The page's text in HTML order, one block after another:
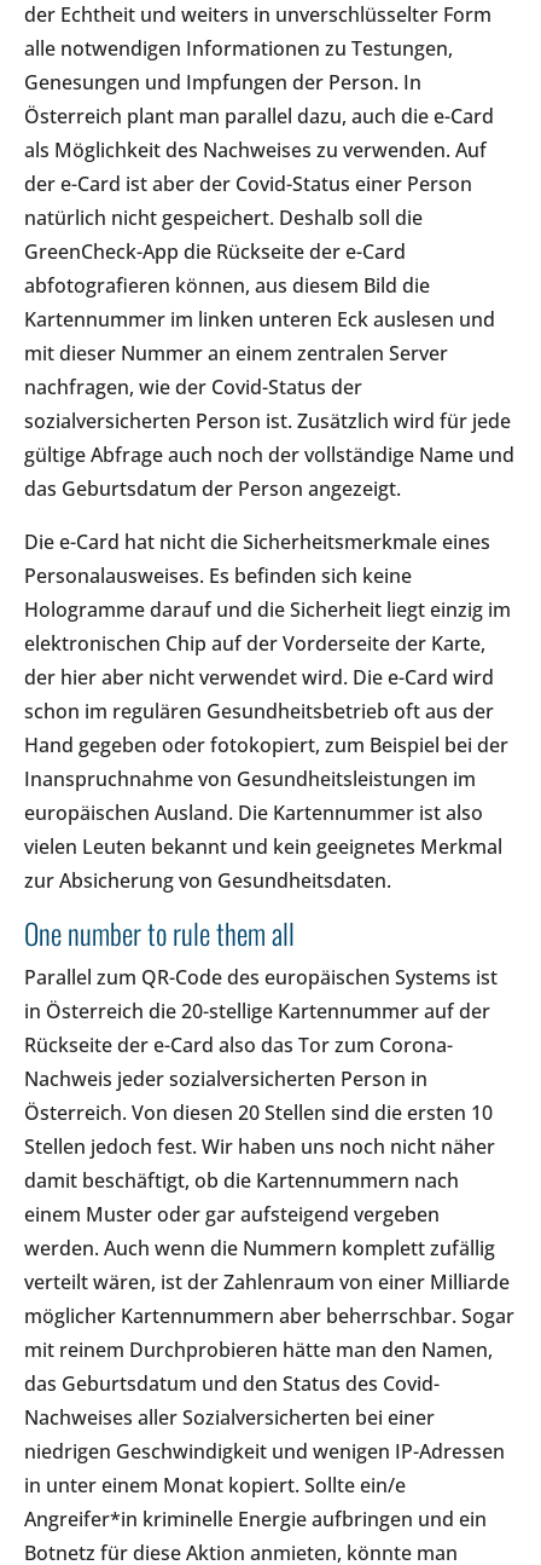
der Echtheit und weiters in unverschlüsselter Form
alle notwendigen Informationen zu Testungen,
Genesungen und Impfungen der Person. In
Österreich plant man parallel dazu, auch die e-Card
als Möglichkeit des Nachweises zu verwenden. Auf
der e-Card ist aber der Covid-Status einer Person
natürlich nicht gespeichert. Deshalb soll die
GreenCheck-App die Rückseite der e-Card
abfotografieren können, aus diesem Bild die
Kartennummer im linken unteren Eck auslesen und
mit dieser Nummer an einem zentralen Server
nachfragen, wie der Covid-Status der
sozialversicherten Person ist. Zusätzlich wird für jede
gültige Abfrage auch noch der vollständige Name und
das Geburtsdatum der Person angezeigt.
Die e-Card hat nicht die Sicherheitsmerkmale eines
Personalausweises. Es befinden sich keine
Hologramme darauf und die Sicherheit liegt einzig im
elektronischen Chip auf der Vorderseite der Karte,
der hier aber nicht verwendet wird. Die e-Card wird
schon im regulären Gesundheitsbetrieb oft aus der
Hand gegeben oder fotokopiert, zum Beispiel bei der
Inanspruchnahme von Gesundheitsleistungen im
europäischen Ausland. Die Kartennummer ist also
vielen Leuten bekannt und kein geeignetes Merkmal
zur Absicherung von Gesundheitsdaten.
One number to rule them all
Parallel zum QR-Code des europäischen Systems ist
in Österreich die 20-stellige Kartennummer auf der
Rückseite der e-Card also das Tor zum Corona-
Nachweis jeder sozialversicherten Person in
Österreich. Von diesen 20 Stellen sind die ersten 10
Stellen jedoch fest. Wir haben uns noch nicht näher
damit beschäftigt, ob die Kartennummern nach
einem Muster oder gar aufsteigend vergeben
werden. Auch wenn die Nummern komplett zufällig
verteilt wären, ist der Zahlenraum von einer Milliarde
möglicher Kartennummern aber beherrschbar. Sogar
mit reinem Durchprobieren hätte man den Namen,
das Geburtsdatum und den Status des Covid-
Nachweises aller Sozialversicherten bei einer
niedrigen Geschwindigkeit und wenigen IP-Adressen
in unter einem Monat kopiert. Sollte ein/e
Angreifer*in kriminelle Energie aufbringen und ein
Botnetz für diese Aktion anmieten, könnte man